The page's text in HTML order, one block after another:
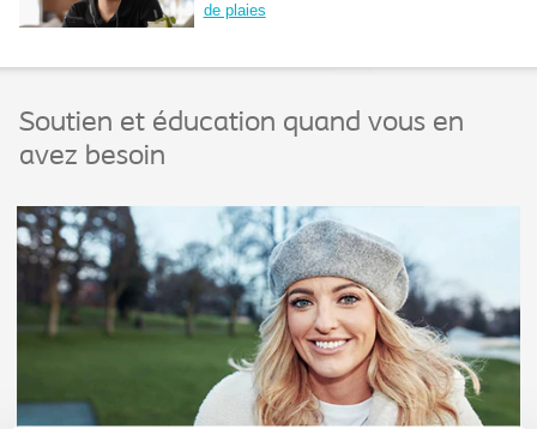
de plaies
Soutien et éducation quand vous en
avez besoin